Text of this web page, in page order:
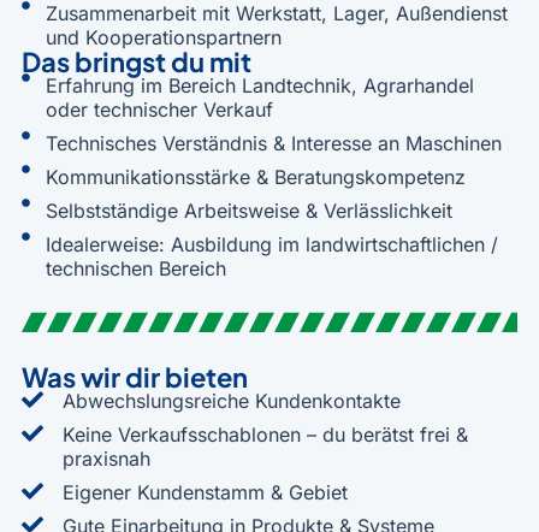
Zusammenarbeit mit Werkstatt, Lager, Außendienst
und Kooperationspartnern
Das bringst du mit
Erfahrung im Bereich Landtechnik, Agrarhandel
oder technischer Verkauf
Technisches Verständnis & Interesse an Maschinen
Kommunikationsstärke & Beratungskompetenz
Selbstständige Arbeitsweise & Verlässlichkeit
Idealerweise: Ausbildung im landwirtschaftlichen /
technischen Bereich
Was wir dir bieten
Abwechslungsreiche Kundenkontakte
Keine Verkaufsschablonen – du berätst frei &
praxisnah
Eigener Kundenstamm & Gebiet
Gute Einarbeitung in Produkte & Systeme